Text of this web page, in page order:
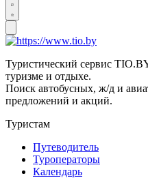
Туристический сервис
туризме и отдыхе.
Поиск автобусных, ж/д и
предложений и акций.
Туристам
Путеводитель
Туроператоры
Календарь